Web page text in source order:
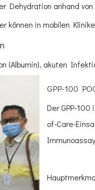
Dehydration anhand von
können in mobilen
(Albumin), akuten
GPP-100
Der GPP-
of-Care-